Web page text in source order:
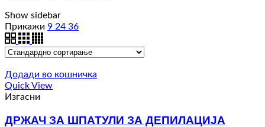
Show sidebar
Прикажи 9 24 36
Додади во кошничка
Quick View
Изгасни
ДРЖАЧ ЗА ШПАТУЛИ ЗА ДЕПИЛАЦИЈА